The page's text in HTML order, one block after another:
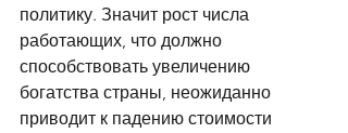
политику. Значит рост числа
работающих, что должно
способствовать увеличению
богатства страны, неожиданно
приводит к падению стоимости